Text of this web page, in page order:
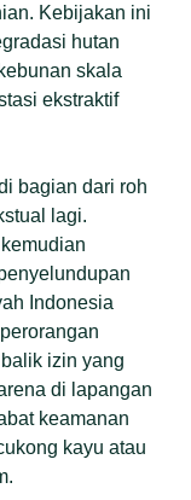
Kebijakan ini
hutan
skala
ekstraktif
bagian dari roh
lagi.
Indonesia
izin yang
di lapangan
keamanan
kayu atau